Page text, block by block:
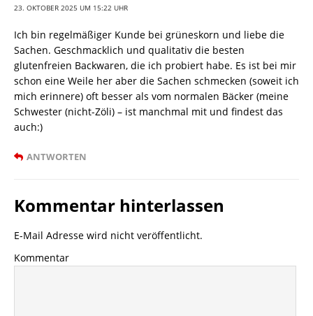
23. OKTOBER 2025 UM 15:22 UHR
Ich bin regelmäßiger Kunde bei grüneskorn und liebe die
Sachen. Geschmacklich und qualitativ die besten
glutenfreien Backwaren, die ich probiert habe. Es ist bei mir
schon eine Weile her aber die Sachen schmecken (soweit ich
mich erinnere) oft besser als vom normalen Bäcker (meine
Schwester (nicht-Zöli) – ist manchmal mit und findest das
auch:)
ANTWORTEN
Kommentar hinterlassen
E-Mail Adresse wird nicht veröffentlicht.
Kommentar